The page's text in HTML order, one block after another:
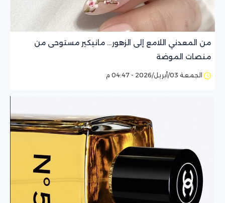
من المعدني اللامع إلى الزهور… مانيكير مستوحى من
منصات الموضة
الجمعة 03/أبريل/2026 - 04:47 م